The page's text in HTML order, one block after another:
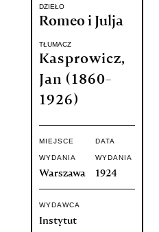
DZIEŁO
Romeo i Julja
TŁUMACZ
Kasprowicz,
Jan (1860-
1926)
MIEJSCE
WYDANIA
Warszawa
DATA
WYDANIA
1924
WYDAWCA
Instytut